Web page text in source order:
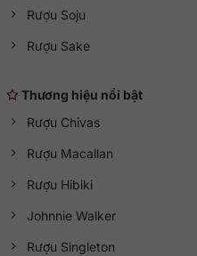
Rượu Soju
Rượu Sake
Thương hiệu nổi bật
Rượu Chivas
Rượu Macallan
Rượu Hibiki
Johnnie Walker
Rượu Singleton